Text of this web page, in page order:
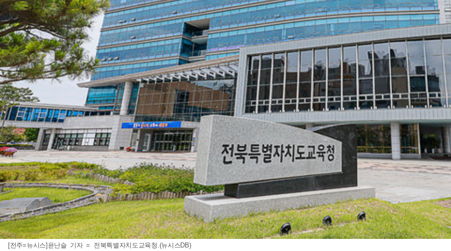
[전주=뉴시스]윤난슬 기자 = 전북특별자치도교육청.(뉴시스DB)